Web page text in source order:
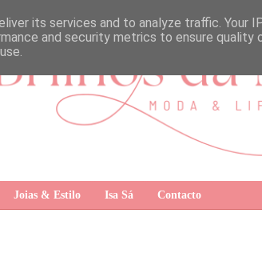
Joias & Estilo Isa Sá Contacto
its services and to analyze traffic. Your
and security metrics to ensure quality